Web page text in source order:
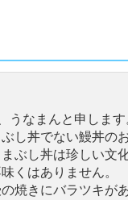
うなまんと申します
し丼でない鰻丼の
ぶし丼は珍しい文
くはありません。
焼きにバラツキが